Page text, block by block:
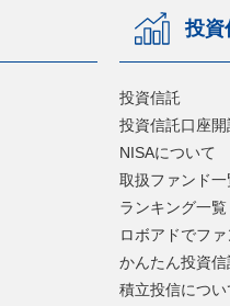
投資
投資信託
投資信託口座開
NISAについて
取扱ファンド一
ランキング一覧
ロボアドでフ
かんたん投資
積立投信につい